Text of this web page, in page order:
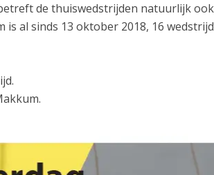
de thuiswedstrijden natuurlijk
al sinds 13 oktober 2018, 16